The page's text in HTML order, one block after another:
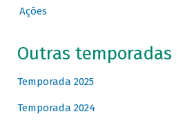
Ações
Outras temporadas
Temporada 2025
Temporada 2024